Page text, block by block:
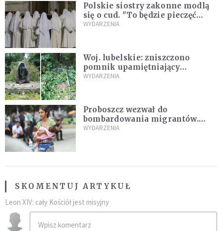
Polskie siostry zakonne modlą
się o cud. "To będzie pieczęć
Pana Boga dla naszej wiary"
WYDARZENIA
Woj. lubelskie: zniszczono
pomnik upamiętniający
żołnierzy UPA. Ambasada
WYDARZENIA
Proboszcz wezwał do
bombardowania migrantów.
"Masowy ogień przeciwko
WYDARZENIA
SKOMENTUJ ARTYKUŁ
Leon XIV: cały Kościół jest misyjny